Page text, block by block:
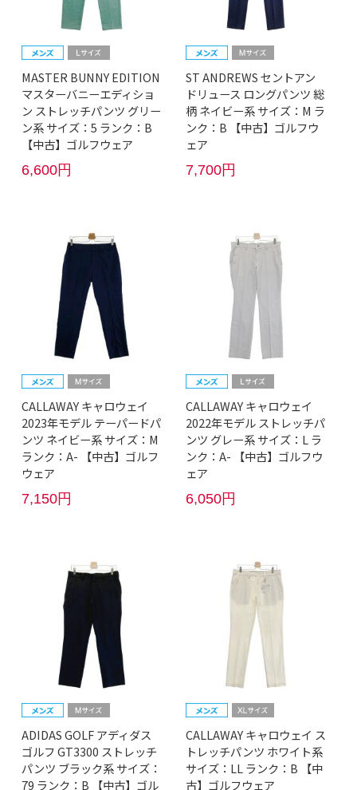
MASTER BUNNY EDITION
マスターバニーエディショ
ン ストレッチパンツ グリー
ン系 サイズ：5 ランク：B
【中古】ゴルフウェア
6,600円
ST ANDREWS セントアン
ドリュース ロングパンツ 総
柄 ネイビー系 サイズ：M ラ
ンク：B 【中古】ゴルフウ
ェア
7,700円
CALLAWAY キャロウェイ
2023年モデル テーパードパ
ンツ ネイビー系 サイズ：M
ランク：A- 【中古】ゴルフ
ウェア
7,150円
CALLAWAY キャロウェイ
2022年モデル ストレッチパ
ンツ グレー系 サイズ：L ラ
ンク：A- 【中古】ゴルフウ
ェア
6,050円
ADIDAS GOLF アディダス
ゴルフ GT3300 ストレッチ
パンツ ブラック系 サイズ：
79 ランク：B 【中古】ゴル
CALLAWAY キャロウェイ ス
トレッチパンツ ホワイト系
サイズ：LL ランク：B 【中
古】ゴルフウェア